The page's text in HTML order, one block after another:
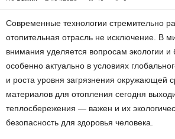
Современные технологии стремительно
отопительная отрасль не исключение. В
внимания уделяется вопросам экологии и
особенно актуально в условиях
и роста уровня загрязнения окружающей
материалов для отопления сегодня
теплосбережения — важен и их
безопасность для здоровья человека.